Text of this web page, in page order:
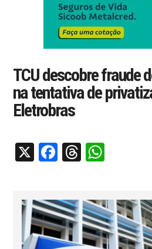
TCU descobre fraude
na tentativa de
Eletrobras
X Facebook
Threads